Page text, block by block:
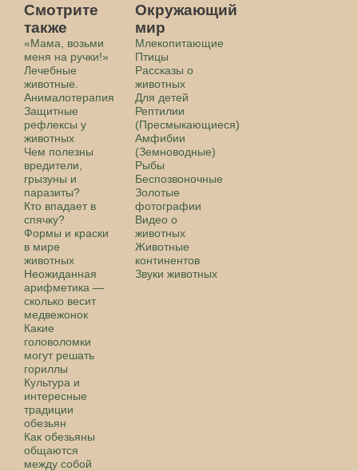
Смотрите
также
«Мама, возьми
меня на ручки!»
Лечебные
животные.
Анималотерапия
Защитные
рефлексы у
животных
Чем полезны
вредители,
грызуны и
паразиты?
Кто впадает в
спячку?
Формы и краски
в мире
животных
Неожиданная
арифметика —
сколько весит
медвежонок
Какие
головоломки
могут решать
гориллы
Культура и
интересные
традиции
обезьян
Как обезьяны
общаются
между собой
Окружающий
мир
Млекопитающие
Птицы
Рассказы о
животных
Для детей
Рептилии
(Пресмыкающиеся)
Амфибии
(Земноводные)
Рыбы
Беспозвоночные
Золотые
фотографии
Видео о
животных
Животные
континентов
Звуки животных